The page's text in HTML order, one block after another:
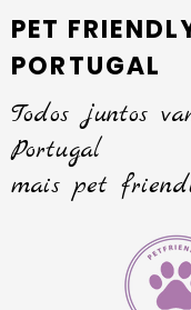
PET
PORTUGAL
Todos juntos
Portugal
mais pet